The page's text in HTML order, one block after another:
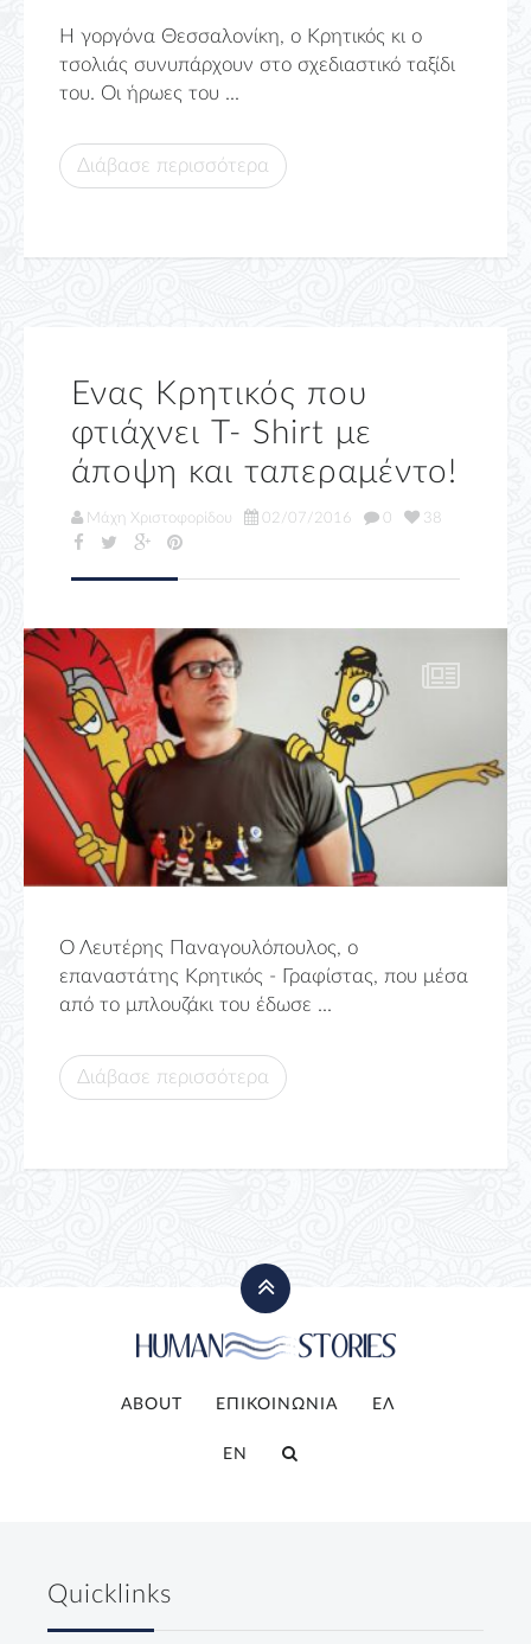
Η γοργόνα Θεσσαλονίκη, ο Κρητικός κι ο
τσολιάς συνυπάρχουν στο σχεδιαστικό ταξίδι
του. Οι ήρωες του ...
Διάβασε περισσότερα
Ενας Κρητικός που
φτιάχνει T- Shirt με
άποψη και ταπεραμέντο!
Μάχη Χριστοφορίδου 02/07/2016 0 38
Ο Λευτέρης Παναγουλόπουλος, ο
επαναστάτης Κρητικός - Γραφίστας, που μέσα
από το μπλουζάκι του έδωσε ...
Διάβασε περισσότερα
ABOUT ΕΠΙΚΟΙΝΩΝΙΑ ΕΛ
EN
Quicklinks